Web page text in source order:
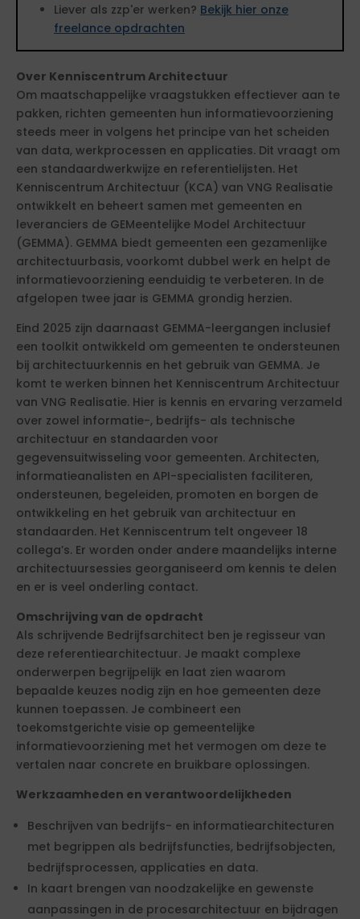
Liever als zzp'er werken? Bekijk hier onze
freelance opdrachten
Over Kenniscentrum Architectuur
Om maatschappelijke vraagstukken effectiever aan te
pakken, richten gemeenten hun informatievoorziening
steeds meer in volgens het principe van het scheiden
van data, werkprocessen en applicaties. Dit vraagt om
een standaardwerkwijze en referentielijsten. Het
Kenniscentrum Architectuur (KCA) van VNG Realisatie
ontwikkelt en beheert samen met gemeenten en
leveranciers de GEMeentelijke Model Architectuur
(GEMMA). GEMMA biedt gemeenten een gezamenlijke
architectuurbasis, voorkomt dubbel werk en helpt de
informatievoorziening eenduidig te verbeteren. In de
afgelopen twee jaar is GEMMA grondig herzien.
Eind 2025 zijn daarnaast GEMMA-leergangen inclusief
een toolkit ontwikkeld om gemeenten te ondersteunen
bij architectuurkennis en het gebruik van GEMMA. Je
komt te werken binnen het Kenniscentrum Architectuur
van VNG Realisatie. Hier is kennis en ervaring verzameld
over zowel informatie-, bedrijfs- als technische
architectuur en standaarden voor
gegevensuitwisseling voor gemeenten. Architecten,
informatieanalisten en API-specialisten faciliteren,
ondersteunen, begeleiden, promoten en borgen de
ontwikkeling en het gebruik van architectuur en
standaarden. Het Kenniscentrum telt ongeveer 18
collega’s. Er worden onder andere maandelijks interne
architectuursessies georganiseerd om kennis te delen
en er is veel onderling contact.
Omschrijving van de opdracht
Als schrijvende Bedrijfsarchitect ben je regisseur van
deze referentiearchitectuur. Je maakt complexe
onderwerpen begrijpelijk en laat zien waarom
bepaalde keuzes nodig zijn en hoe gemeenten deze
kunnen toepassen. Je combineert een
toekomstgerichte visie op gemeentelijke
informatievoorziening met het vermogen om deze te
vertalen naar concrete en bruikbare oplossingen.
Werkzaamheden en verantwoordelijkheden
Beschrijven van bedrijfs- en informatiearchitecturen
met begrippen als bedrijfsfuncties, bedrijfsobjecten,
bedrijfsprocessen, applicaties en data.
In kaart brengen van noodzakelijke en gewenste
aanpassingen in de procesarchitectuur en bijdragen